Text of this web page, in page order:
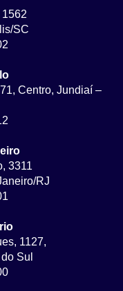
SC
Centro, Jundiaí –
3311
RJ
1127,
Sul